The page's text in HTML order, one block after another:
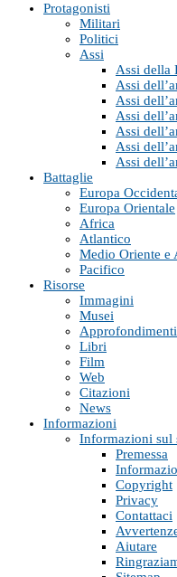
Protagonisti
Militari
Politici
Assi
Assi della
Assi
Assi
Assi
Assi
Assi
Assi
Battaglie
Europa
Europa Orientale
Africa
Atlantico
Medio Oriente e
Pacifico
Risorse
Immagini
Musei
Approfondimenti
Libri
Film
Web
Citazioni
News
Informazioni
Informazioni sul
Premessa
Copyright
Privacy
Contattaci
Aiutare